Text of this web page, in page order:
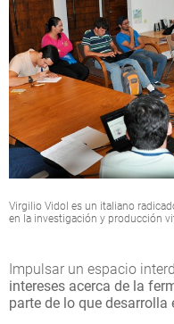
Virgilio Vidol es un italiano
en la investigación y producción
Impulsar un espacio
intereses acerca de la
parte de lo que desarrolla